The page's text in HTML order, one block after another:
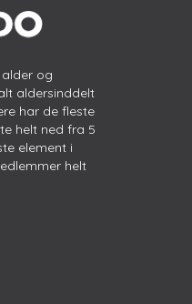
og
aldersinddelt
har de fleste
helt ned fra 5
element i
helt